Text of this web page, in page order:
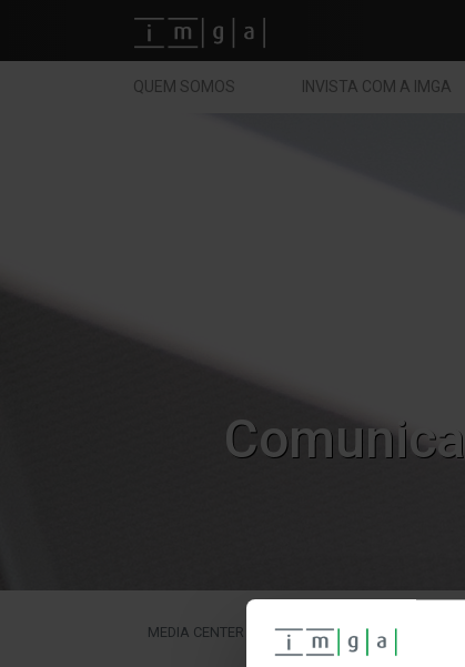
Fundos imga
QUEM SOMOS INVISTA COM A IMGA
MEDIA CENTER COMUNICADOS ALERTA